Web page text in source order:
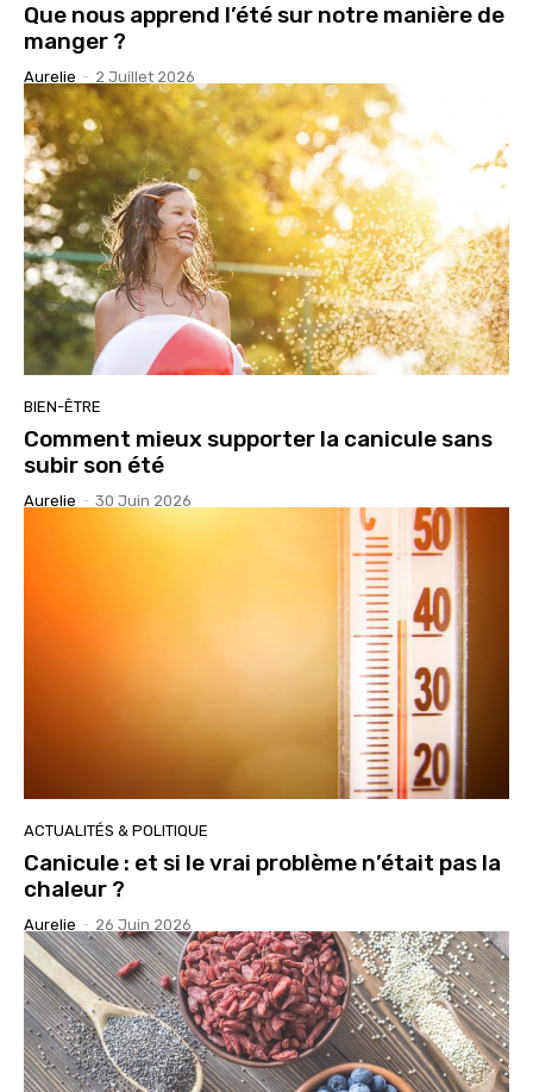
Que nous apprend l’été sur notre manière de
manger ?
Aurelie - 2 Juillet 2026
BIEN-ÊTRE
Comment mieux supporter la canicule sans
subir son été
Aurelie - 30 Juin 2026
ACTUALITÉS & POLITIQUE
Canicule : et si le vrai problème n’était pas la
chaleur ?
Aurelie - 26 Juin 2026